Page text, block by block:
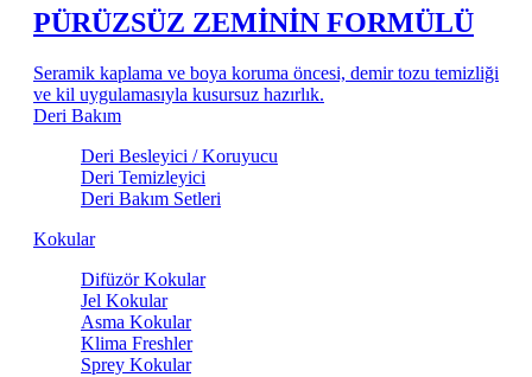
PÜRÜZSÜZ ZEMİNİN FORMÜLÜ
Seramik kaplama ve boya koruma öncesi, demir tozu temizliği
ve kil uygulamasıyla kusursuz hazırlık.
Deri Bakım
Deri Besleyici / Koruyucu
Deri Temizleyici
Deri Bakım Setleri
Kokular
Difüzör Kokular
Jel Kokular
Asma Kokular
Klima Freshler
Sprey Kokular